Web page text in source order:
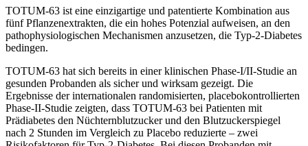
TOTUM-63 ist eine einzigartige und patentierte Kombination aus
fünf Pflanzenextrakten, die ein hohes Potenzial aufweisen, an den
pathophysiologischen Mechanismen anzusetzen, die Typ-2-Diabetes
bedingen.
TOTUM-63 hat sich bereits in einer klinischen Phase-I/II-Studie an
gesunden Probanden als sicher und wirksam gezeigt. Die
Ergebnisse der internationalen randomisierten, placebokontrollierten
Phase-II-Studie zeigten, dass TOTUM-63 bei Patienten mit
Prädiabetes den Nüchternblutzucker und den Blutzuckerspiegel
nach 2 Stunden im Vergleich zu Placebo reduzierte – zwei